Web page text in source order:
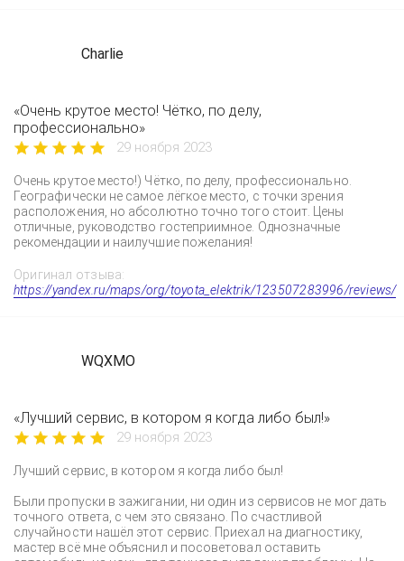
Charlie
«Очень крутое место! Чётко, по делу,
профессионально»
29 ноября 2023
Очень крутое место!) Чётко, по делу, профессионально.
Географически не самое лёгкое место, с точки зрения
расположения, но абсолютно точно того стоит. Цены
отличные, руководство гостеприимное. Однозначные
рекомендации и наилучшие пожелания!
Оригинал отзыва:
https://yandex.ru/maps/org/toyota_elektrik/123507283996/reviews/
WQXMO
«Лучший сервис, в котором я когда либо был!»
29 ноября 2023
Лучший сервис, в котором я когда либо был!
Были пропуски в зажигании, ни один из сервисов не мог дать
точного ответа, с чем это связано. По счастливой
случайности нашёл этот сервис. Приехал на диагностику,
мастер всё мне объяснил и посоветовал оставить